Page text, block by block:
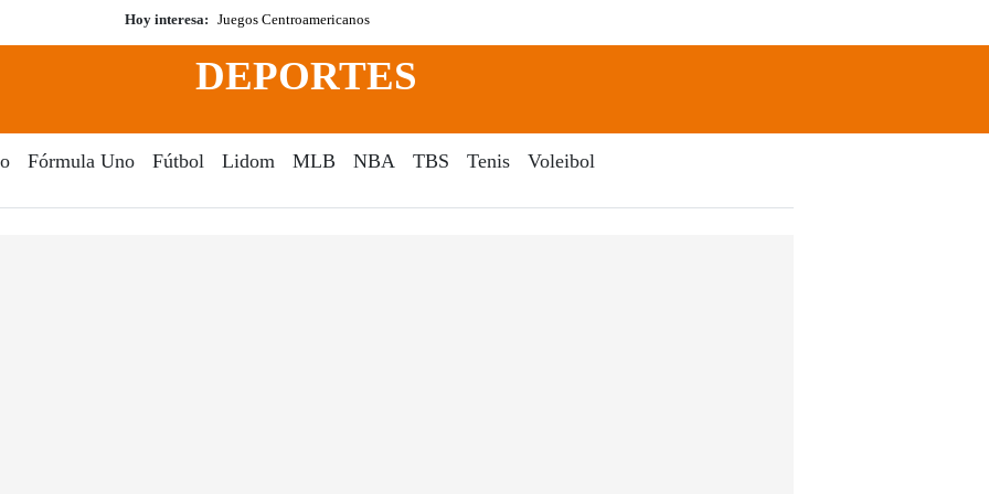
Hoy interesa: Juegos Centroamericanos
Search
DEPORTES
Fórmula Uno Fútbol Lidom MLB NBA TBS Tenis Voleibol